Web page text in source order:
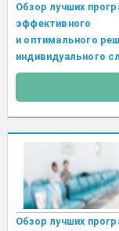
Обзор лучших
эффективного
и оптимального
индивидуального
Обзор лучших